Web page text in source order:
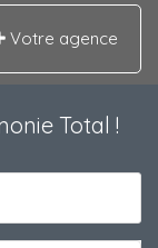
Votre agence
Total !